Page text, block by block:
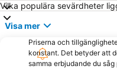
Bella Center
Royal Copenhagen
Fredriksdal museer och
Christiania
Vilka populära sevärdheter
Visa mer
Priserna och
konstant. Det betyder att
samma erbjudande du